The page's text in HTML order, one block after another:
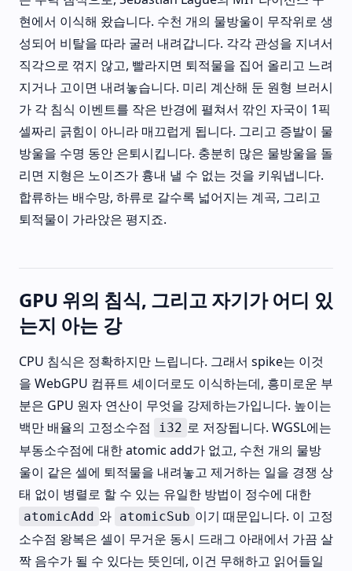
현에서 이식해 왔습니다. 수천 개의 물방울이 무작위로 생
성되어 비탈을 따라 굴러 내려갑니다. 각각 관성을 지녀서
직각으로 꺾지 않고, 빨라지면 퇴적물을 집어 올리고 느려
지거나 고이면 내려놓습니다. 미리 계산해 둔 원형 브러시
가 각 침식 이벤트를 작은 반경에 펼쳐서 깎인 자국이 1픽
셀짜리 긁힘이 아니라 매끄럽게 됩니다. 그리고 증발이 물
방울을 수명 동안 은퇴시킵니다. 충분히 많은 물방울을 돌
리면 지형은 노이즈가 흉내 낼 수 없는 것을 키워냅니다.
합류하는 배수망, 하류로 갈수록 넓어지는 계곡, 그리고
퇴적물이 가라앉은 평지죠.
GPU 위의 침식, 그리고 자기가 어디 있
는지 아는 강
CPU 침식은 정확하지만 느립니다. 그래서 spike는 이것
을 WebGPU 컴퓨트 셰이더로도 이식하는데, 흥미로운 부
분은 GPU 원자 연산이 무엇을 강제하는가입니다. 높이는
백만 배율의 고정소수점
i32 로 저장됩니다. WGSL에는
부동소수점에 대한 atomic add가 없고, 수천 개의 물방
울이 같은 셀에 퇴적물을 내려놓고 제거하는 일을 경쟁 상
태 없이 병렬로 할 수 있는 유일한 방법이 정수에 대한
atomicAdd 와 atomicSub 이기 때문입니다. 이 고정
소수점 왕복은 셀이 무거운 동시 드래그 아래에서 가끔 살
짝 음수가 될 수 있다는 뜻인데, 이건 무해하고 읽어들일